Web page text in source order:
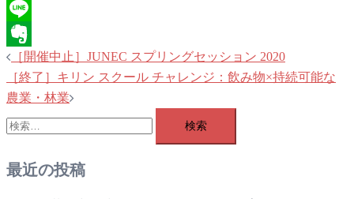
Twitter
Line
Evernote
投
稿
ナ
ビ
ー
［開催中止］JUNEC スプリングセッション 2020
［終了］キリン スクール チャレンジ：飲み物×持続可能な
農業・林業
検
索:
最近の投稿